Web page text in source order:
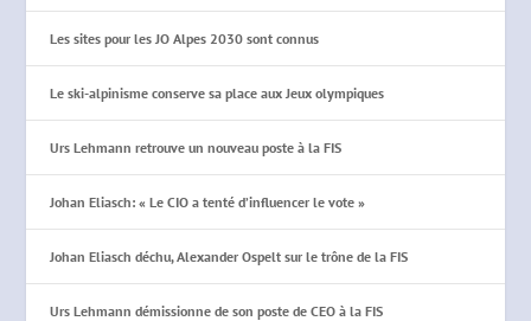
Les sites pour les JO Alpes 2030 sont connus
Le ski-alpinisme conserve sa place aux Jeux olympiques
Urs Lehmann retrouve un nouveau poste à la FIS
Johan Eliasch: « Le CIO a tenté d’influencer le vote »
Johan Eliasch déchu, Alexander Ospelt sur le trône de la FIS
Urs Lehmann démissionne de son poste de CEO à la FIS